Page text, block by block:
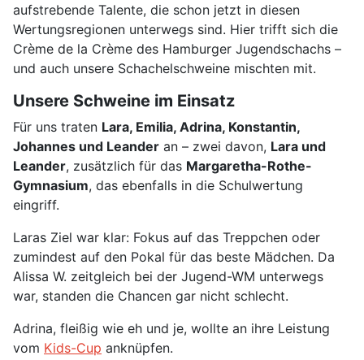
aufstrebende Talente, die schon jetzt in diesen
Wertungsregionen unterwegs sind. Hier trifft sich die
Crème de la Crème des Hamburger Jugendschachs –
und auch unsere Schachelschweine mischten mit.
Unsere Schweine im Einsatz
Für uns traten Lara, Emilia, Adrina, Konstantin,
Johannes und Leander an – zwei davon, Lara und
Leander, zusätzlich für das Margaretha-Rothe-
Gymnasium, das ebenfalls in die Schulwertung
eingriff.
Laras Ziel war klar: Fokus auf das Treppchen oder
zumindest auf den Pokal für das beste Mädchen. Da
Alissa W. zeitgleich bei der Jugend-WM unterwegs
war, standen die Chancen gar nicht schlecht.
Adrina, fleißig wie eh und je, wollte an ihre Leistung
vom Kids-Cup anknüpfen.